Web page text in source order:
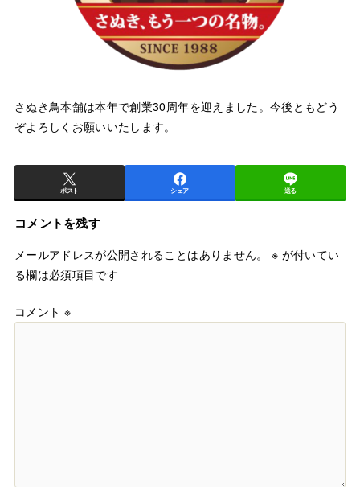
さぬき鳥本舗は本年で創業30周年を迎えました。今後ともどう
ぞよろしくお願いいたします。
ポスト シェア 送る
コメントを残す
メールアドレスが公開されることはありません。 ※ が付いてい
る欄は必須項目です
コメント ※